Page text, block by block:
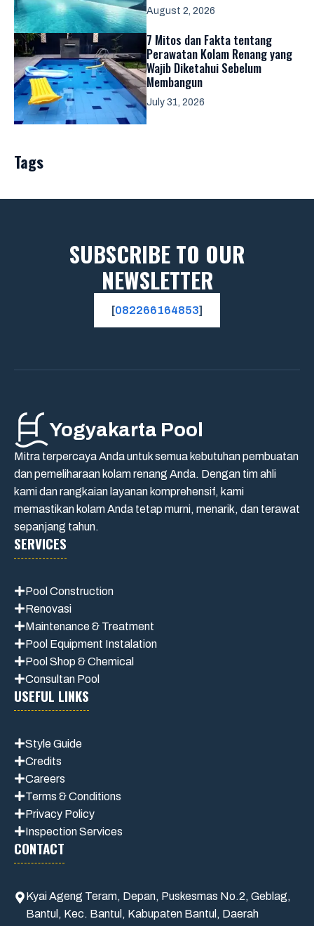
August 2, 2026
7 Mitos dan Fakta tentang
Perawatan Kolam Renang yang
Wajib Diketahui Sebelum
Membangun
July 31, 2026
Tags
SUBSCRIBE TO OUR
NEWSLETTER
[082266164853]
Yogyakarta Pool
Mitra terpercaya Anda untuk semua kebutuhan pembuatan
dan pemeliharaan kolam renang Anda. Dengan tim ahli
kami dan rangkaian layanan komprehensif, kami
memastikan kolam Anda tetap murni, menarik, dan terawat
sepanjang tahun.
SERVICES
Pool Construction
Renovasi
Maintenance& Treatment
Pool Equipment Instalation
Pool Shop & Chemical
Consultan Pool
USEFUL LINKS
Style Guide
Credits
Careers
Terms & Conditions
Privacy Policy
Inspection Services
CONTACT
Kyai Ageng Teram, Depan, Puskesmas No.2, Geblag,
Bantul, Kec. Bantul, Kabupaten Bantul, Daerah